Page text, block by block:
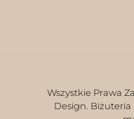
Wszystkie Prawa
Design. Biżuteria